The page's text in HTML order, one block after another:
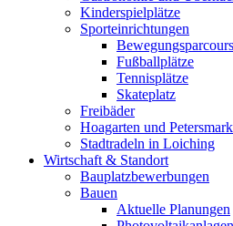
Kinderspielplätze
Sporteinrichtungen
Fußballplätze
Tennisplätze
Skateplatz
Freibäder
Hoagarten und
Stadtradeln in Loiching
Wirtschaft & Standort
Bauplatzbewerbungen
Bauen
Aktuelle Planungen